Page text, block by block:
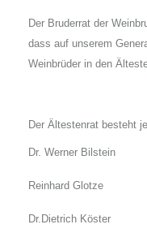
Der Bruderrat der
dass auf unserem
Weinbrüder in den
Der Ältestenrat besteht
Dr. Werner Bilstein
Reinhard Glotze
Dr.Dietrich Köster